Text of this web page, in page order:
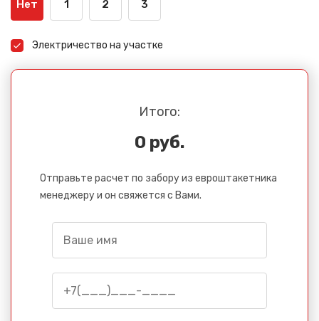
Нет 1 2 3
Электричество на участке
Итого:
0 руб.
Отправьте расчет по забору из евроштакетника
менеджеру и он свяжется с Вами.